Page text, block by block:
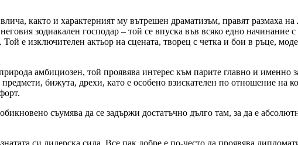
както и характерният му вътрешен драматизъм, правят размаха на
зодиакален господар – той се впуска във всяко едно начинание
е изключителен актьор на сцената, творец с четка и бои в ръце,
амбициозен, той проявява интерес към парите главно и именно
бижута, дрехи, като е особено взискателен по отношение на
обикновено съумява да се задържи достатъчно дълго там, за да е
си лидерска сила. Все пак добре е по-често да проявява